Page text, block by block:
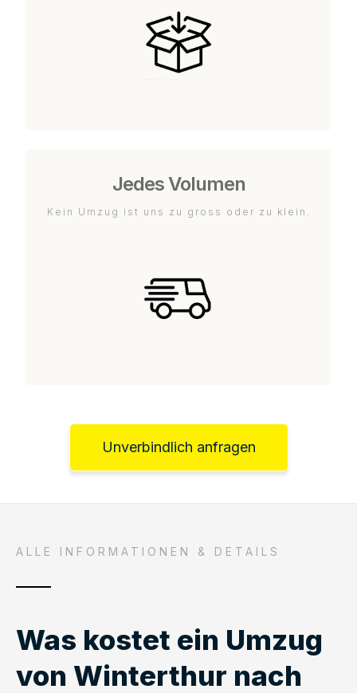
Jedes Volumen
Kein Umzug ist uns zu gross oder zu klein.
Unverbindlich anfragen
ALLE INFORMATIONEN & DETAILS
Was kostet ein Umzug
von Winterthur nach